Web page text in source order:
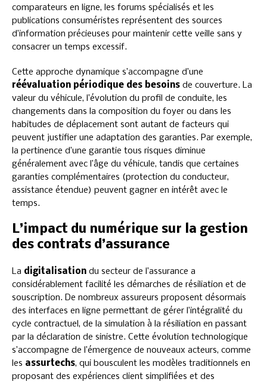
comparateurs en ligne, les forums spécialisés et les
publications consuméristes représentent des sources
d’information précieuses pour maintenir cette veille sans y
consacrer un temps excessif.
Cette approche dynamique s’accompagne d’une
réévaluation périodique des besoins de couverture. La
valeur du véhicule, l’évolution du profil de conduite, les
changements dans la composition du foyer ou dans les
habitudes de déplacement sont autant de facteurs qui
peuvent justifier une adaptation des garanties. Par exemple,
la pertinence d’une garantie tous risques diminue
généralement avec l’âge du véhicule, tandis que certaines
garanties complémentaires (protection du conducteur,
assistance étendue) peuvent gagner en intérêt avec le
temps.
L’impact du numérique sur la gestion
des contrats d’assurance
La digitalisation du secteur de l’assurance a
considérablement facilité les démarches de résiliation et de
souscription. De nombreux assureurs proposent désormais
des interfaces en ligne permettant de gérer l’intégralité du
cycle contractuel, de la simulation à la résiliation en passant
par la déclaration de sinistre. Cette évolution technologique
s’accompagne de l’émergence de nouveaux acteurs, comme
les assurtechs, qui bousculent les modèles traditionnels en
proposant des expériences client simplifiées et des